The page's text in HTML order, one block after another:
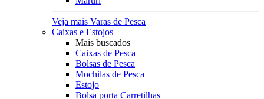
Veja mais Varas de Pesca
Caixas e Estojos
Mais buscados
Caixas de Pesca
Bolsas de Pesca
Mochilas de Pesca
Estojo
Bolsa porta Carretilhas